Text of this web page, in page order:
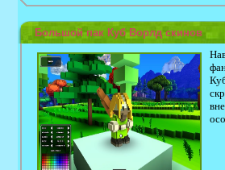
Большой пак Куб Ворлд скинов